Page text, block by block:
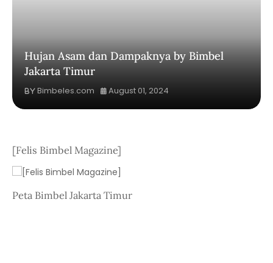
Hujan Asam dan Dampaknya by Bimbel
Jakarta Timur
Bimbeles.com August 01, 2024
[Felis Bimbel Magazine]
Peta Bimbel Jakarta Timur